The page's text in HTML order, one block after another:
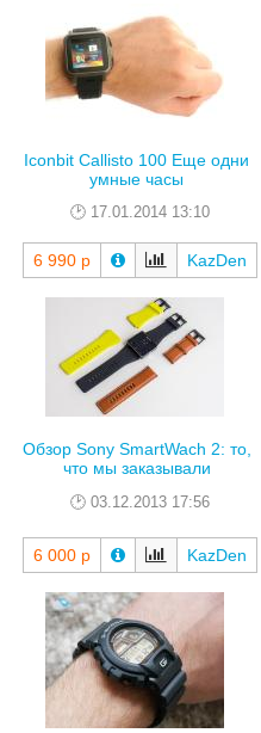
Iconbit Callisto 100 Еще одни
умные часы
17.01.2014 13:10
6 990 р KazDen
Обзор Sony SmartWach 2: то,
что мы заказывали
03.12.2013 17:56
6 000 р KazDen